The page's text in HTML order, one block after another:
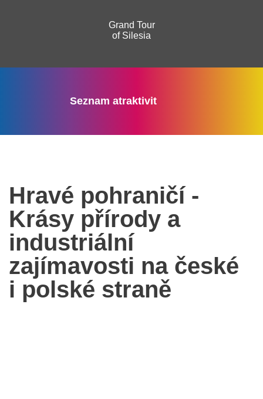
Grand Tour
of Silesia
Seznam atraktivit
Hravé pohraničí -
Krásy přírody a
industriální
zajímavosti na české
i polské straně